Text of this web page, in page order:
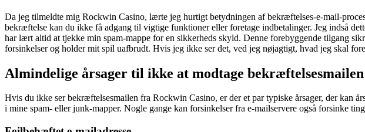
Da jeg tilmeldte mig Rockwin Casino, lærte jeg hurtigt betydningen af bekræftelses-e-mail-
bekræftelse kan du ikke få adgang til vigtige funktioner eller foretage indbetalinger. Jeg indså
har lært altid at tjekke min spam-mappe for en sikkerheds skyld. Denne forebyggende tilgang
forsinkelser og holder mit spil uafbrudt. Hvis jeg ikke ser det, ved jeg nøjagtigt, hvad jeg skal
Almindelige årsager til ikke at modtage bekræftelsesmailen
Hvis du ikke ser bekræftelsesmailen fra Rockwin Casino, er der et par typiske årsager, der kan
i mine spam- eller junk-mapper. Nogle gange kan forsinkelser fra e-mailservere også forsinke